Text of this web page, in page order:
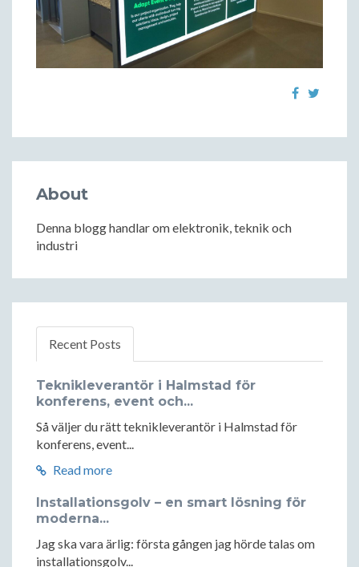
About
Denna blogg handlar om elektronik, teknik och
industri
Recent Posts
Teknikleverantör i Halmstad för
konferens, event och...
Så väljer du rätt teknikleverantör i Halmstad för
konferens, event...
Read more
Installationsgolv – en smart lösning för
moderna...
Jag ska vara ärlig: första gången jag hörde talas om
installationsgolv...